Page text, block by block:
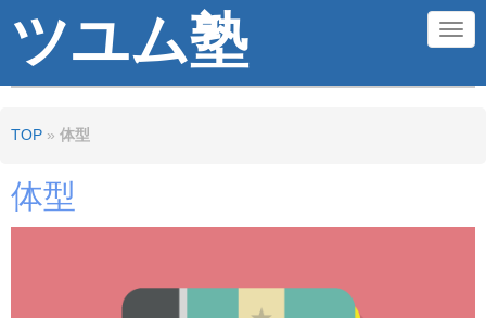
ツユム塾 N
TOP » 体型
体型